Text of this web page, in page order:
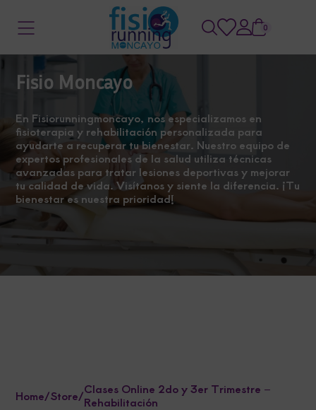
0
Fisio Moncayo
En Fisiorunningmoncayo, nos especializamos en
fisioterapia y rehabilitación personalizada para
ayudarte a recuperar tu bienestar. Nuestro equipo de
expertos profesionales de la salud utiliza técnicas
avanzadas para tratar lesiones deportivas y mejorar
tu calidad de vida. Visítanos y siente la diferencia. ¡Tu
bienestar es nuestra prioridad!
Home/Store/Clases Online 2do y 3er Trimestre –
Rehabilitación